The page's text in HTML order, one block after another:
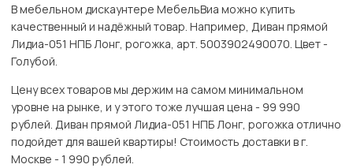
В мебельном дискаунтере МебельВиа можно купить
качественный и надёжный товар. Например, Диван прямой
Лидиа-051 НПБ Лонг, рогожка, арт. 5003902490070. Цвет -
Голубой.
Цену всех товаров мы держим на самом минимальном
уровне на рынке, и у этого тоже лучшая цена - 99 990
рублей. Диван прямой Лидиа-051 НПБ Лонг, рогожка отлично
подойдет для вашей квартиры! Стоимость доставки в г.
Москве - 1 990 рублей.